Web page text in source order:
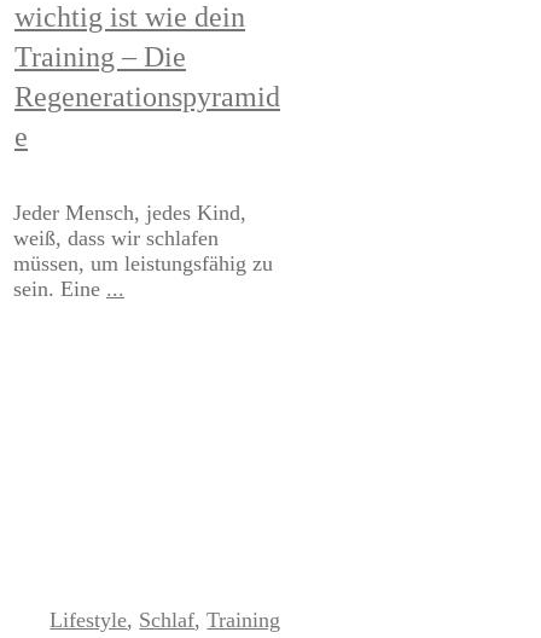
wichtig ist wie dein
Training – Die
Regenerationspyramid
e
Jeder Mensch, jedes Kind,
weiß, dass wir schlafen
müssen, um leistungsfähig zu
sein. Eine ...
Lifestyle, Schlaf,Training